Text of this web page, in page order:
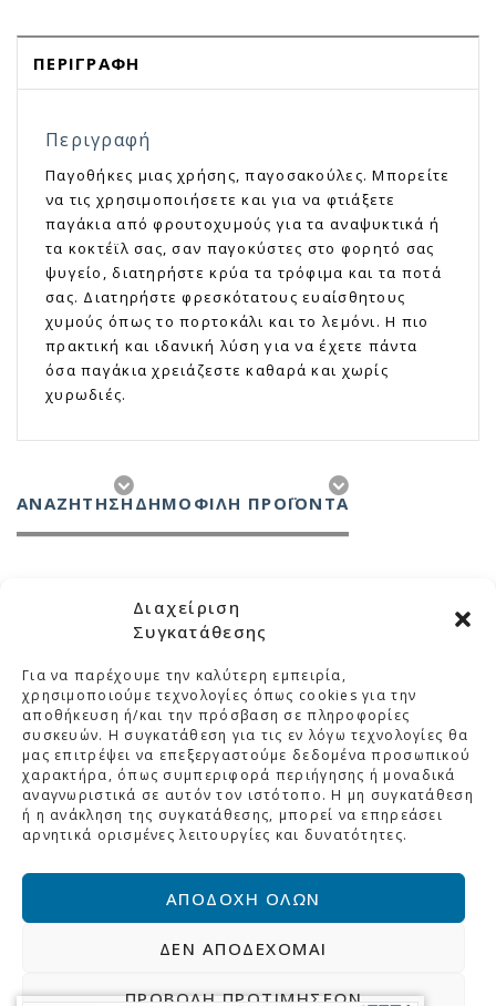
Διαχείριση
Συγκατάθεσης
Για να παρέχουμε την καλύτερη εμπειρία,
χρησιμοποιούμε τεχνολογίες όπως cookies για την
αποθήκευση ή/και την πρόσβαση σε πληροφορίες
συσκευών. Η συγκατάθεση για τις εν λόγω τεχνολογίες θα
μας επιτρέψει να επεξεργαστούμε δεδομένα προσωπικού
χαρακτήρα, όπως συμπεριφορά περιήγησης ή μοναδικά
αναγνωριστικά σε αυτόν τον ιστότοπο. Η μη συγκατάθεση
ή η ανάκληση της συγκατάθεσης, μπορεί να επηρεάσει
αρνητικά ορισμένες λειτουργίες και δυνατότητες.
ΑΠΟΔΟΧΉ ΌΛΩΝ
ΔΕΝ ΑΠΟΔΈΧΟΜΑΙ
ΠΡΟΒΟΛΉ ΠΡΟΤΙΜΉΣΕΩΝ
ΠΕΡΙΓΡΑΦΉ
Περιγραφή
Παγοθήκες μιας χρήσης, παγοσακούλες. Μπορείτε
να τις χρησιμοποιήσετε και για να φτιάξετε
παγάκια από φρουτοχυμούς για τα αναψυκτικά ή
τα κοκτέϊλ σας, σαν παγοκύστες στο φορητό σας
ψυγείο, διατηρήστε κρύα τα τρόφιμα και τα ποτά
σας. Διατηρήστε φρεσκότατους ευαίσθητους
χυμούς όπως το πορτοκάλι και το λεμόνι. Η πιο
πρακτική και ιδανική λύση για να έχετε πάντα
όσα παγάκια χρειάζεστε καθαρά και χωρίς
χυρωδιές.
ΑΝΑΖΉΤΗΣΗ ΔΗΜΟΦΙΛΗ ΠΡΟΪΟΝΤΑ
ΜΕΛΚΑ
ΚΑΤΗΓΟΡΙΕΣ
ΣΤΟΙΧΕΙΑ ΕΠΙΚΟΙΝΩΝΙΑΣ
ΒΡΕΙΤΕ ΜΑΣ ΣΤΟ ΧΑΡΤΗ
Αρχική
Η Εταιρεία
© 2026